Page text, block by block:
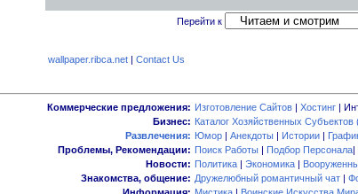
Перейти к
wallpaper.ribca.net| Contact Us
Коммерческие предложения: Изготовление Сайтов | Хостинг |
Бизнес: Каталог Хозяйственных Субъектов
Развлечения: Юмор | Анекдоты | Истории |
Проблемы, Рекомендации: Поиск Работы | Подбор Персонала|
Новости: Политика | Экономика |
Знакомства, общение: Дружелюбный романтичный чат |